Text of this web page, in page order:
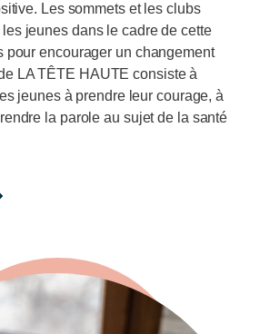
Les sommets et les clubs
jeunes dans le cadre de cette
pour encourager un changement
LA TÊTE HAUTE consiste à
jeunes à prendre leur courage, à
la parole au sujet de la santé